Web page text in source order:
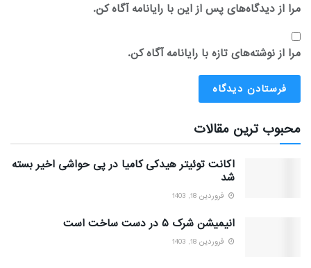
مرا از دیدگاه‌های پس از این با رایانامه آگاه کن.
مرا از نوشته‌های تازه با رایانامه آگاه کن.
محبوب ترین مقالات
اکانت توئیتر هیدکی کامیا در پی حواشی اخیر بسته
شد
فروردین 18, 1403
انیمیشن شرک ۵ در دست ساخت است
فروردین 18, 1403